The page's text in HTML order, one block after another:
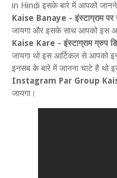
in Hindi इसके बारे में आपको
Kaise Banaye - इंस्टाग्राम
जायगा और इसके साथ आपको इस
Kaise Kare - इंस्टाग्राम ग्रुप
जायगा थो इस आर्टिकल से आपको
इनसब के बारे में जानना चाटे है थो
Instagram Par Group
जायगा।